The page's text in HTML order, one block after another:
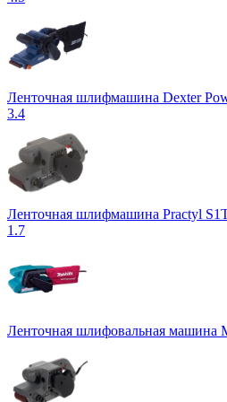
Ленточная шлифмашина Dexter
3.4
Ленточная шлифмашина Practyl
1.7
Ленточная шлифовальная машина